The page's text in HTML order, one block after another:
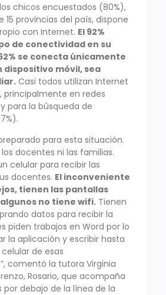
chicos encuestados (80%),
15 provincias del país, dispone
con Internet. El 92%
de conectividad en su
se conecta únicamente
dispositivo móvil, sea
Casi todos utilizan Internet
en redes
para la búsqueda de
para esta situación.
los docentes ni las familias.
celular para recibir las
docentes. El inconveniente
tienen las pantallas
no tiene wifi. Tienen
datos para recibir la
piden trabajos en Word por lo
la aplicación y escribir hasta
de esas
comentó la tutora Virginia
Rosario, que acompaña
debajo de la línea de la